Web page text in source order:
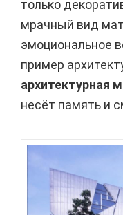
только
мрачный вид
эмоциональное
пример
архитектурная
несёт память и